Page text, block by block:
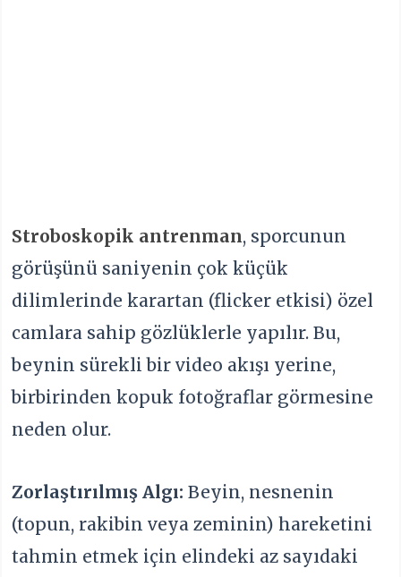
Stroboskopik antrenman, sporcunun
görüşünü saniyenin çok küçük
dilimlerinde karartan (flicker etkisi) özel
camlara sahip gözlüklerle yapılır. Bu,
beynin sürekli bir video akışı yerine,
birbirinden kopuk fotoğraflar görmesine
neden olur.
Zorlaştırılmış Algı: Beyin, nesnenin
(topun, rakibin veya zeminin) hareketini
tahmin etmek için elindeki az sayıdaki